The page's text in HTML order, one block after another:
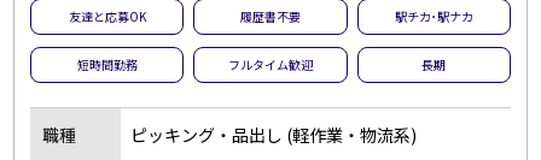
友達と応募OK 履歴書不要 駅チカ･駅ナカ
短時間勤務 フルタイム歓迎 長期
職種 ピッキング・品出し (軽作業・物流系)
副業・WワークOK
シフト自由選択制
即日勤務OK
友達と応募OK
履歴書不要
駅チカ･駅ナカ
服装自由
バイク・車通勤OK